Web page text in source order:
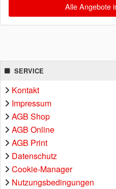
Alle Angebote
SERVICE
Kontakt
Impressum
AGB Shop
AGB Online
AGB Print
Datenschutz
Cookie-Manager
Nutzungsbedingungen